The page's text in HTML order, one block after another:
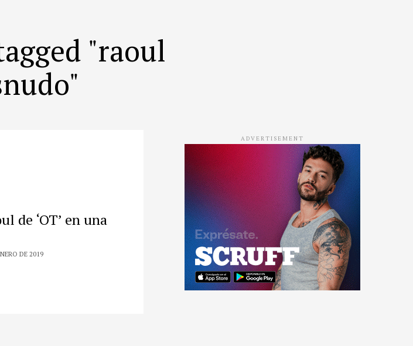
"raoul
de ‘OT’ en una
DE 2019
ADVERTISEMENT